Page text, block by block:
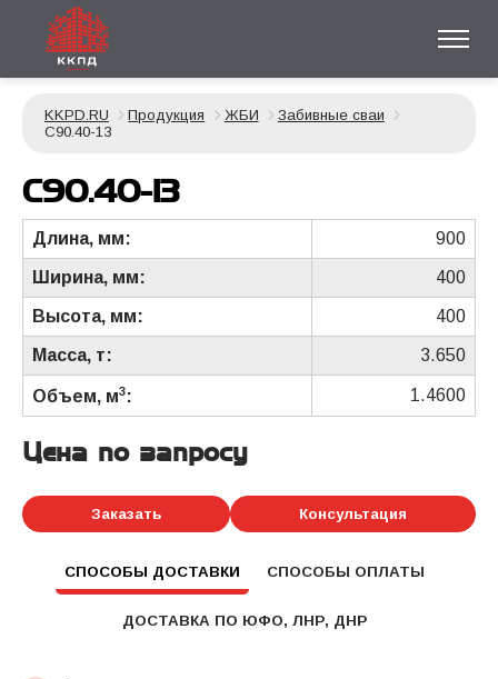
KKPD.RU Продукция ЖБИ
Забивные сваи
С90.40-13
С90.40-13
Длина, мм: 900
Ширина, мм: 400
Высота, мм: 400
Масса, т: 3.650
Объем, м3: 1.4600
Цена по запросу
Заказать Консультация
СПОСОБЫ ДОСТАВКИ СПОСОБЫ ОПЛАТЫ
ДОСТАВКА ПО ЮФО, ЛНР, ДНР